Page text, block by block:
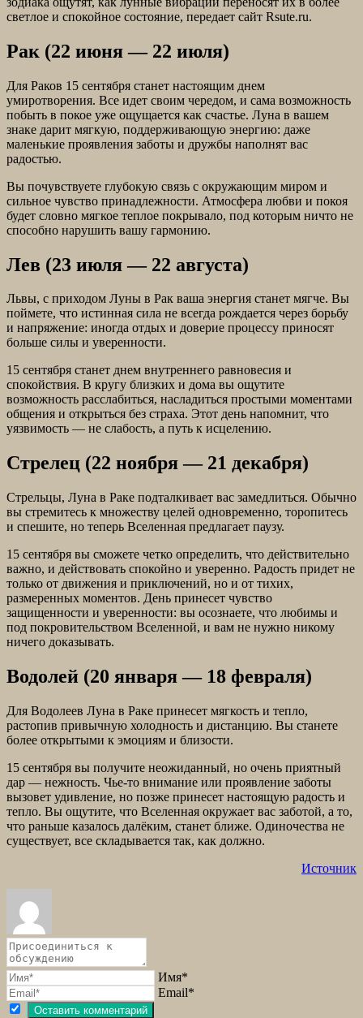
светлое и спокойное состояние, передает сайт Rsute.ru.
Рак (22 июня — 22 июля)
Для Раков 15 сентября станет настоящим днем
умиротворения. Все идет своим чередом, и сама возможность
побыть в покое уже ощущается как счастье. Луна в вашем
знаке дарит мягкую, поддерживающую энергию: даже
маленькие проявления заботы и дружбы наполнят вас
радостью.
Вы почувствуете глубокую связь с окружающим миром и
сильное чувство принадлежности. Атмосфера любви и покоя
будет словно мягкое теплое покрывало, под которым ничто не
способно нарушить вашу гармонию.
Лев (23 июля — 22 августа)
Львы, с приходом Луны в Рак ваша энергия станет мягче. Вы
поймете, что истинная сила не всегда рождается через борьбу
и напряжение: иногда отдых и доверие процессу приносят
больше силы и уверенности.
15 сентября станет днем внутреннего равновесия и
спокойствия. В кругу близких и дома вы ощутите
возможность расслабиться, насладиться простыми моментами
общения и открыться без страха. Этот день напомнит, что
уязвимость — не слабость, а путь к исцелению.
Стрелец (22 ноября — 21 декабря)
Стрельцы, Луна в Раке подталкивает вас замедлиться. Обычно
вы стремитесь к множеству целей одновременно, торопитесь
и спешите, но теперь Вселенная предлагает паузу.
15 сентября вы сможете четко определить, что действительно
важно, и действовать спокойно и уверенно. Радость придет не
только от движения и приключений, но и от тихих,
размеренных моментов. День принесет чувство
защищенности и уверенности: вы осознаете, что любимы и
под покровительством Вселенной, и вам не нужно никому
ничего доказывать.
Водолей (20 января — 18 февраля)
Для Водолеев Луна в Раке принесет мягкость и тепло,
растопив привычную холодность и дистанцию. Вы станете
более открытыми к эмоциям и близости.
15 сентября вы получите неожиданный, но очень приятный
дар — нежность. Чье-то внимание или проявление заботы
вызовет удивление, но позже принесет настоящую радость и
тепло. Вы ощутите, что Вселенная окружает вас заботой, а то,
что раньше казалось далёким, станет ближе. Одиночества не
существует, все складывается так, как должно.
Источник
Имя*
Email*